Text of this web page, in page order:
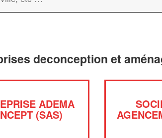
deconception et
ADEMA
(SAS)